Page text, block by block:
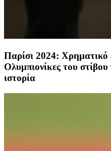
Παρίσι 2024: Χρηματικό
Ολυμπιονίκες του
ιστορία